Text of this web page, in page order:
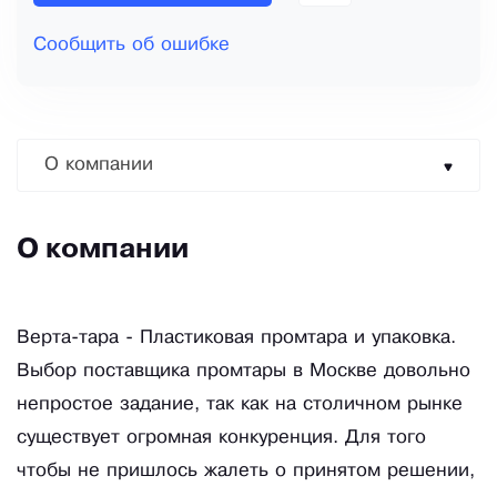
Сообщить об ошибке
О компании
О компании
Верта-тара - Пластиковая промтара и упаковка.
Выбор поставщика промтары в Москве довольно
непростое задание, так как на столичном рынке
существует огромная конкуренция. Для того
чтобы не пришлось жалеть о принятом решении,